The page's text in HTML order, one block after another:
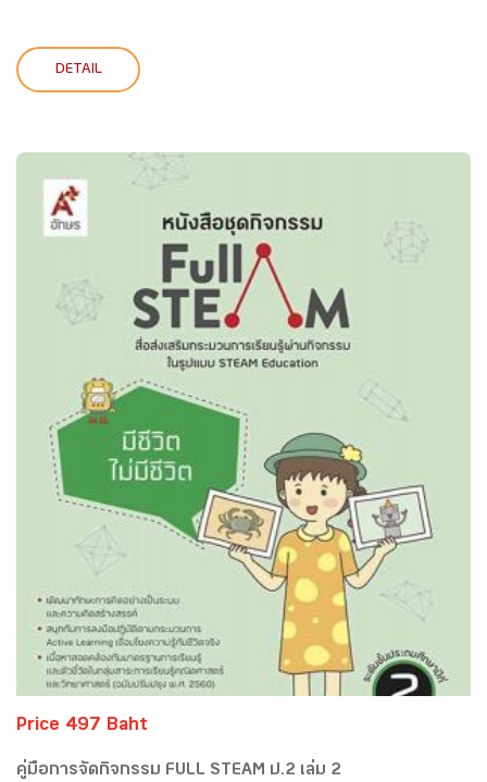
DETAIL
Price 497 Baht
คู่มือการจัดกิจกรรม FULL STEAM ป.2 เล่ม 2